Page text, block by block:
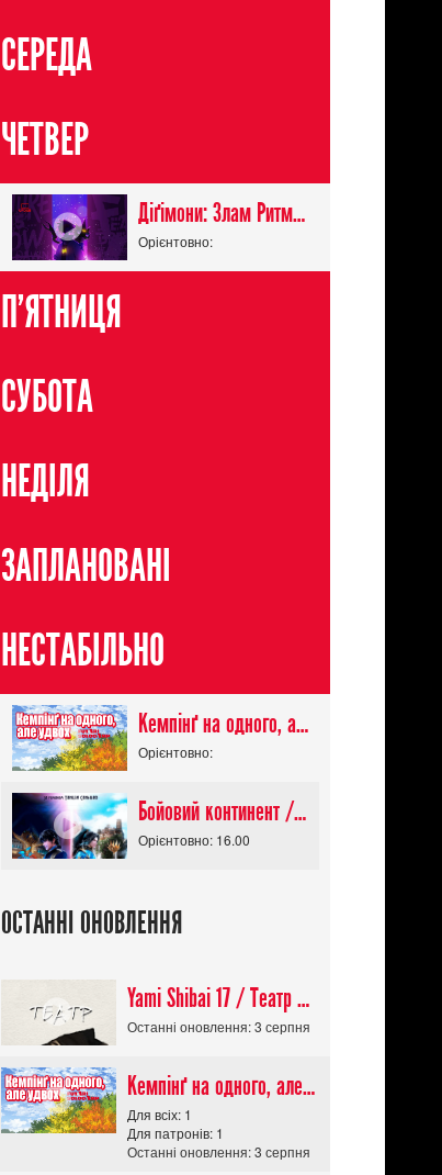
СЕРЕДА
ЧЕТВЕР
Діґімони: Злам Ритму / Digimon Beatbreak
Орієнтовно:
П'ЯТНИЦЯ
СУБОТА
НЕДІЛЯ
ЗАПЛАНОВАНІ
НЕСТАБІЛЬНО
Кемпінґ на одного, але удвох / Futari Solo Camp
Орієнтовно:
Бойовий континент / Douluo Dalu
Орієнтовно: 16.00
ОСТАННІ ОНОВЛЕННЯ
Yami Shibai 17 / Театр Мороку 17
Останні оновлення: 3 серпня
Кемпінґ на одного, але удвох / Futari Solo Camp
Для всіх: 1
Для патронів: 1
Останні оновлення: 3 серпня